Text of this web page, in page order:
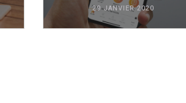
29 JANVIER 2020